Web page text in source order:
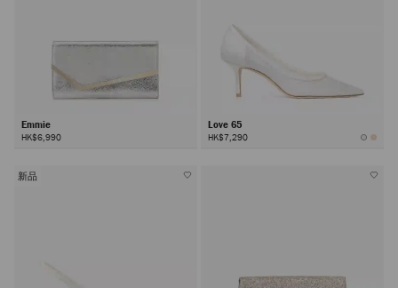
Emmie
HK$6,990
Love 65
HK$7,290
新品